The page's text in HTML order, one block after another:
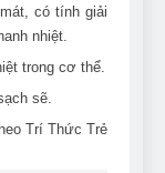
có tính giải
nhiệt.
trong cơ thể.
sẽ.
Trí Thức Trẻ